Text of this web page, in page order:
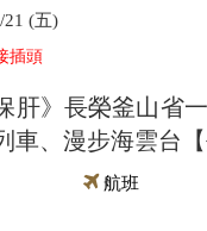
插頭
肝》長榮釜山省
車、漫步海雲台【
21 (五)
航班